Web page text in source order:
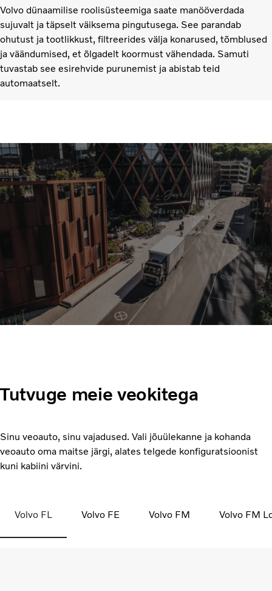
Volvo dünaamilise roolisüsteemiga saate manööverdada
sujuvalt ja täpselt väiksema pingutusega. See parandab
ohutust ja tootlikkust, filtreerides välja konarused, tõmblused
ja väändumised, et õlgadelt koormust vähendada. Samuti
tuvastab see esirehvide purunemist ja abistab teid
automaatselt.
Tutvuge meie veokitega
Sinu veoauto, sinu vajadused. Vali jõuülekanne ja kohanda
veoauto oma maitse järgi, alates telgede konfiguratsioonist
kuni kabiini värvini.
Volvo FL Volvo FE Volvo FM Volvo FM